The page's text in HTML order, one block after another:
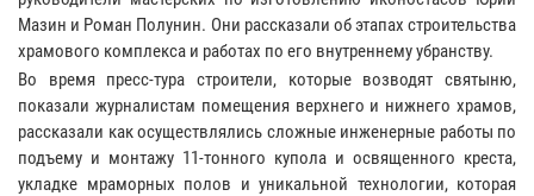
Мазин и Роман Полунин. Они рассказали об этапах строительства
храмового комплекса и работах по его внутреннему убранству.
Во время пресс-тура строители, которые возводят святыню,
показали журналистам помещения верхнего и нижнего храмов,
рассказали как осуществлялись сложные инженерные работы по
подъему и монтажу 11-тонного купола и освященного креста,
укладке мраморных полов и уникальной технологии, которая